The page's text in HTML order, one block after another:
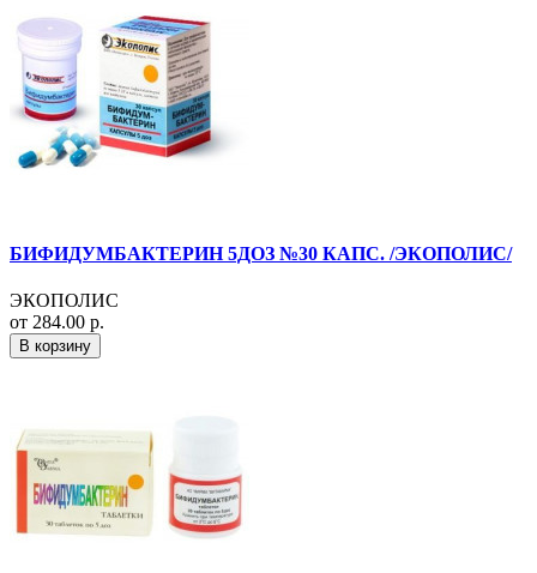
БИФИДУМБАКТЕРИН 5ДОЗ №30 КАПС. /ЭКОПОЛИС/
ЭКОПОЛИС
от 284.00 р.
В корзину